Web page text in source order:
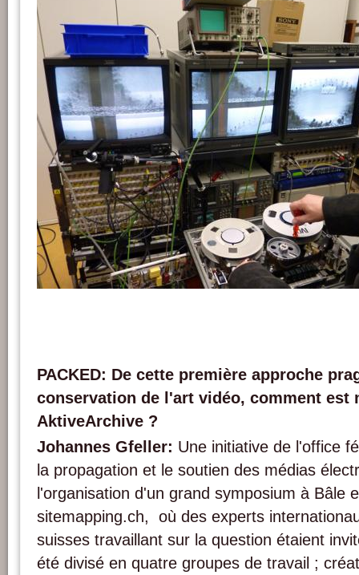
PACKED: De cette première approche
conservation de l'art vidéo, comment est
AktiveArchive ?
Johannes Gfeller: Une initiative de l'office
la propagation et le soutien des médias
l'organisation d'un grand symposium à Bâle
sitemapping.ch, où des experts
suisses travaillant sur la question étaient
été divisé en quatre groupes de travail ;